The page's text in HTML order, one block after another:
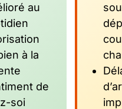
au
à la
de
soi